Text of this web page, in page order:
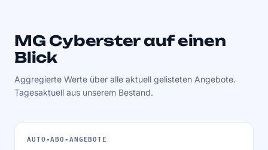
MG Cyberster auf einen
Blick
Aggregierte Werte über alle aktuell gelisteten Angebote.
Tagesaktuell aus unserem Bestand.
AUTO-ABO-ANGEBOTE